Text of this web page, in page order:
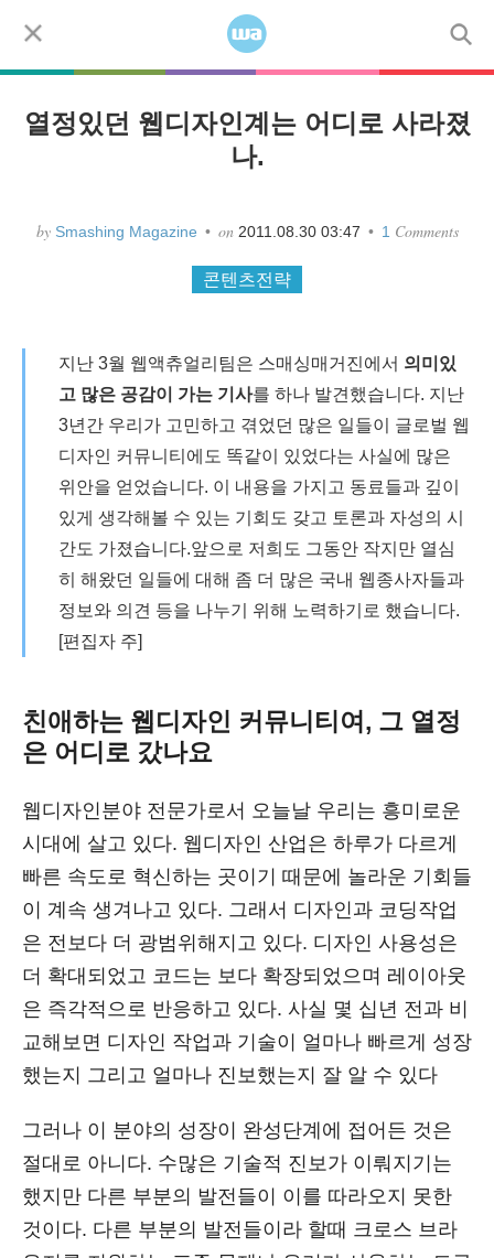
Menu
코드 디자인 워드프레스
열정있던 웹디자인계는 어디로 사라졌
나.
by Smashing Magazine • on 2011.08.30 03:47 • 1 Comments
콘텐츠전략
지난 3월 웹액츄얼리팀은 스매싱매거진에서 의미있
고 많은 공감이 가는 기사를 하나 발견했습니다. 지난
3년간 우리가 고민하고 겪었던 많은 일들이 글로벌 웹
디자인 커뮤니티에도 똑같이 있었다는 사실에 많은
위안을 얻었습니다. 이 내용을 가지고 동료들과 깊이
있게 생각해볼 수 있는 기회도 갖고 토론과 자성의 시
간도 가졌습니다.앞으로 저희도 그동안 작지만 열심
히 해왔던 일들에 대해 좀 더 많은 국내 웹종사자들과
정보와 의견 등을 나누기 위해 노력하기로 했습니다.
[편집자 주]
친애하는 웹디자인 커뮤니티여, 그 열정
은 어디로 갔나요
웹디자인분야 전문가로서 오늘날 우리는 흥미로운
시대에 살고 있다. 웹디자인 산업은 하루가 다르게
빠른 속도로 혁신하는 곳이기 때문에 놀라운 기회들
이 계속 생겨나고 있다. 그래서 디자인과 코딩작업
은 전보다 더 광범위해지고 있다. 디자인 사용성은
더 확대되었고 코드는 보다 확장되었으며 레이아웃
은 즉각적으로 반응하고 있다. 사실 몇 십년 전과 비
교해보면 디자인 작업과 기술이 얼마나 빠르게 성장
했는지 그리고 얼마나 진보했는지 잘 알 수 있다
그러나 이 분야의 성장이 완성단계에 접어든 것은
절대로 아니다. 수많은 기술적 진보가 이뤄지기는
했지만 다른 부분의 발전들이 이를 따라오지 못한
것이다. 다른 부분의 발전들이라 할때 크로스 브라